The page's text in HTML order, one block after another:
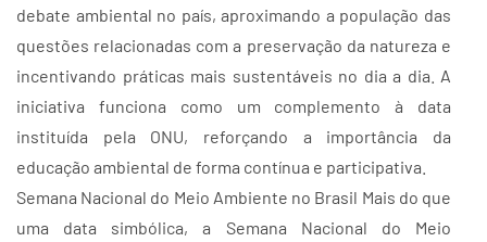
debate ambiental no país, aproximando a população das
questões relacionadas com a preservação da natureza e
incentivando práticas mais sustentáveis no dia a dia. A
iniciativa funciona como um complemento à data
instituída pela ONU, reforçando a importância da
educação ambiental de forma contínua e participativa.
Semana Nacional do Meio Ambiente no Brasil Mais do que
uma data simbólica, a Semana Nacional do Meio